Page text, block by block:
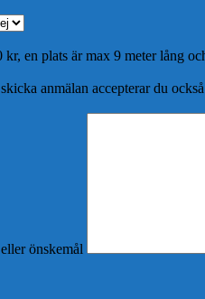
kr, en plats är max 9 meter lång
anmälan accepterar du
önskemål